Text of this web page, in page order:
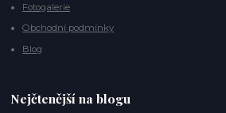
Fotogalerie
Obchodní podmínky
Blog
Nejčtenější na blogu